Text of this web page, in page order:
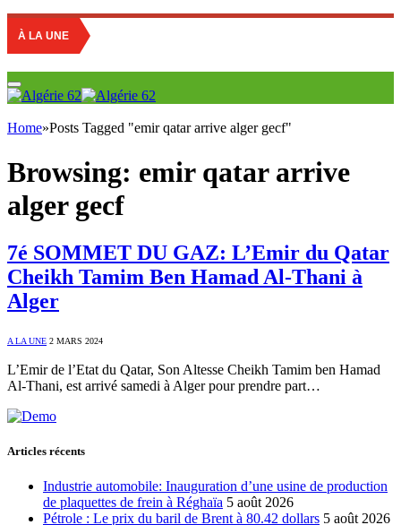
À LA UNE
Home»Posts Tagged "emir qatar arrive alger gecf"
Browsing: emir qatar arrive
alger gecf
7é SOMMET DU GAZ: L’Emir du Qatar
Cheikh Tamim Ben Hamad Al-Thani à
Alger
A LA UNE 2 MARS 2024
L’Emir de l’Etat du Qatar, Son Altesse Cheikh Tamim ben Hamad
Al-Thani, est arrivé samedi à Alger pour prendre part…
Articles récents
Industrie automobile: Inauguration d’une usine de production
de plaquettes de frein à Réghaïa 5 août 2026
Pétrole : Le prix du baril de Brent à 80.42 dollars 5 août 2026